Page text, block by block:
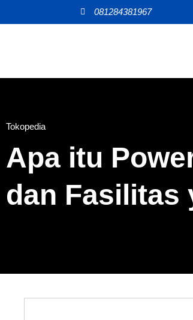
081284381967
Tokopedia
Apa itu
dan Fasilitas